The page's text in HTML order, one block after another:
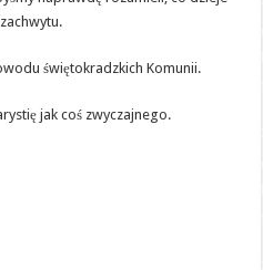
świętokradzkich Komunii.
jak coś zwyczajnego.